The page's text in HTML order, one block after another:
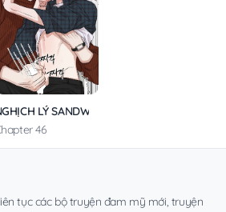
LÝ SANDWICH
46
tục các bộ truyện đam mỹ mới, truyện